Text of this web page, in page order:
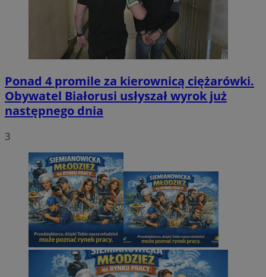
Ponad 4 promile za kierownicą ciężarówki.
Obywatel Białorusi usłyszał wyrok już
następnego dnia
3